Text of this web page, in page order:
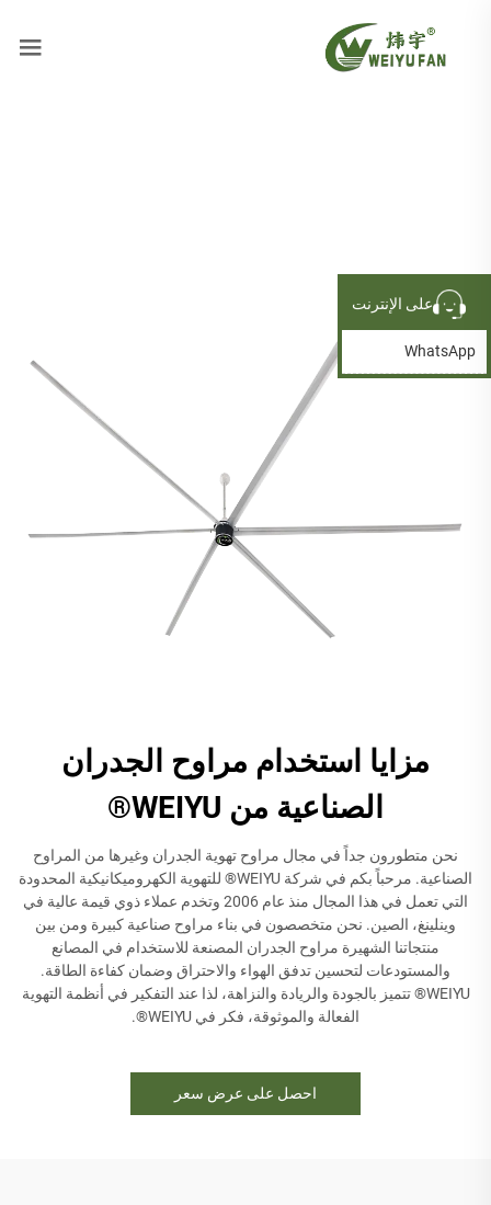
مزايا استخدام مراوح الجدران
الصناعية من WEIYU®
نحن متطورون جداً في مجال مراوح تهوية الجدران وغيرها من المراوح
الصناعية. مرحباً بكم في شركة WEIYU® للتهوية الكهروميكانيكية المحدودة
التي تعمل في هذا المجال منذ عام 2006 وتخدم عملاء ذوي قيمة عالية في
وينلينغ، الصين. نحن متخصصون في بناء مراوح صناعية كبيرة ومن بين
منتجاتنا الشهيرة مراوح الجدران المصنعة للاستخدام في المصانع
والمستودعات لتحسين تدفق الهواء والاحتراق وضمان كفاءة الطاقة.
WEIYU® تتميز بالجودة والريادة والنزاهة، لذا عند التفكير في أنظمة التهوية
الفعالة والموثوقة، فكر في WEIYU®.
احصل على عرض سعر
على الإنترنت
WhatsApp